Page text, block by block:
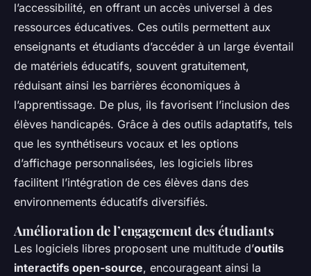
l’accessibilité, en offrant un accès universel à des
ressources éducatives. Ces outils permettent aux
enseignants et étudiants d’accéder à un large éventail
de matériels éducatifs, souvent gratuitement,
réduisant ainsi les barrières économiques à
l’apprentissage. De plus, ils favorisent l’inclusion des
élèves handicapés. Grâce à des outils adaptatifs, tels
que les synthétiseurs vocaux et les options
d’affichage personnalisées, les logiciels libres
facilitent l’intégration de ces élèves dans des
environnements éducatifs diversifiés.
Amélioration de l’engagement des étudiants
Les logiciels libres proposent une multitude d’outils
interactifs open-source, encourageant ainsi la